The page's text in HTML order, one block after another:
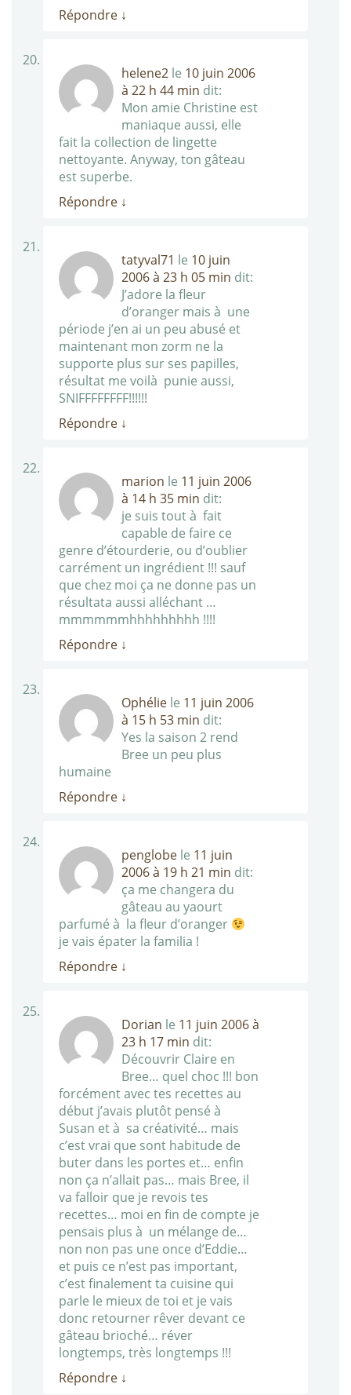
Répondre ↓
helene2 le 10 juin 2006
à 22 h 44 min dit:
Mon amie Christine est
maniaque aussi, elle
fait la collection de lingette
nettoyante. Anyway, ton gâteau
est superbe.
Répondre ↓
tatyval71 le 10 juin
2006 à 23 h 05 min dit:
J’adore la fleur
d’oranger mais à une
période j’en ai un peu abusé et
maintenant mon zorm ne la
supporte plus sur ses papilles,
résultat me voilà punie aussi,
SNIFFFFFFFF!!!!!!
Répondre ↓
marion le 11 juin 2006
à 14 h 35 min dit:
je suis tout à fait
capable de faire ce
genre d’étourderie, ou d’oublier
carrément un ingrédient !!! sauf
que chez moi ça ne donne pas un
résultata aussi alléchant …
mmmmmmhhhhhhhhh !!!!
Répondre ↓
Ophélie le 11 juin 2006
à 15 h 53 min dit:
Yes la saison 2 rend
Bree un peu plus
humaine
Répondre ↓
penglobe le 11 juin
2006 à 19 h 21 min dit:
ça me changera du
gâteau au yaourt
parfumé à la fleur d’oranger
je vais épater la familia !
Répondre ↓
Dorian le 11 juin 2006 à
23 h 17 min dit:
Découvrir Claire en
Bree… quel choc !!! bon
forcément avec tes recettes au
début j’avais plutôt pensé à
Susan et à sa créativité… mais
c’est vrai que sont habitude de
buter dans les portes et… enfin
non ça n’allait pas… mais Bree, il
va falloir que je revois tes
recettes… moi en fin de compte je
pensais plus à un mélange de…
non non pas une once d’Eddie…
et puis ce n’est pas important,
c’est finalement ta cuisine qui
parle le mieux de toi et je vais
donc retourner rêver devant ce
gâteau brioché… réver
longtemps, très longtemps !!!
Répondre ↓